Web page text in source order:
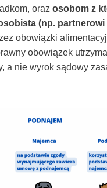
oraz osobom z
(np. partnerowi
obowiązki
obowiązek
a nie wyrok sądowy